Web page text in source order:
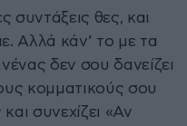
συντάξεις θες, και
Αλλά κάν’ το με τα
δεν σου δανείζει
κομματικούς σου
συνεχίζει «Αν